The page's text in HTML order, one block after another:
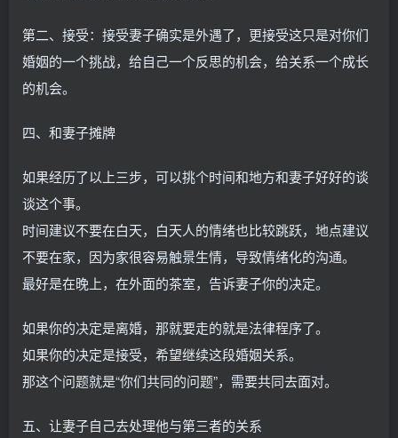
第二、接受：接受妻子确实是外遇了，更接受这只是对你们
婚姻的一个挑战，给自己一个反思的机会，给关系一个成长
的机会。
四、和妻子摊牌
如果经历了以上三步，可以挑个时间和地方和妻子好好的谈
谈这个事。
时间建议不要在白天，白天人的情绪也比较跳跃，地点建议
不要在家，因为家很容易触景生情，导致情绪化的沟通。
最好是在晚上，在外面的茶室，告诉妻子你的决定。
如果你的决定是离婚，那就要走的就是法律程序了。
如果你的决定是接受，希望继续这段婚姻关系。
那这个问题就是“你们共同的问题”，需要共同去面对。
五、让妻子自己去处理他与第三者的关系